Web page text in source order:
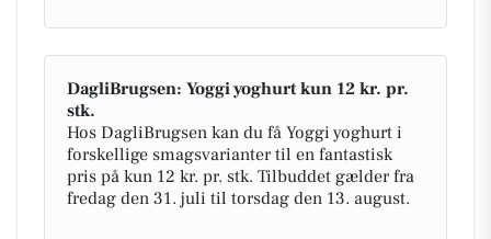
DagliBrugsen: Yoggi yoghurt kun 12 kr. pr.
stk.
Hos DagliBrugsen kan du få Yoggi yoghurt i
forskellige smagsvarianter til en fantastisk
pris på kun 12 kr. pr. stk. Tilbuddet gælder fra
fredag den 31. juli til torsdag den 13. august.